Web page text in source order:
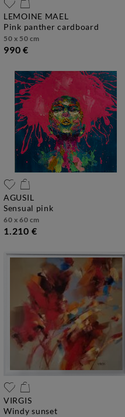
LEMOINE MAEL
pink panther cardboard
50 x 50 cm
990 €
AGUSIL
sensual pink
60 x 60 cm
1.210 €
VIRGIS
windy sunset